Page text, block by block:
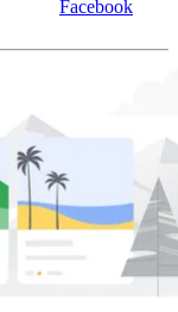
Facebook